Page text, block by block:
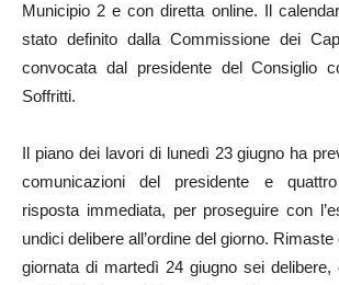
Municipio 2 e con diretta online. Il
stato definito dalla Commissione dei
convocata dal presidente del Consiglio
Soffritti.
Il piano dei lavori di lunedì 23 giugno ha
comunicazioni del presidente e
risposta immediata, per proseguire con
undici delibere all’ordine del giorno.
giornata di martedì 24 giugno sei